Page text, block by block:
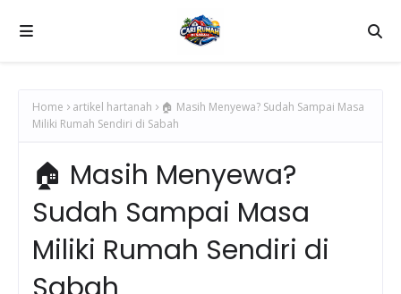
Home artikel hartanah
🏠 Masih Menyewa? Sudah Sampai Masa
Miliki Rumah Sendiri di Sabah
🏠 Masih Menyewa?
Sudah Sampai Masa
Miliki Rumah Sendiri di